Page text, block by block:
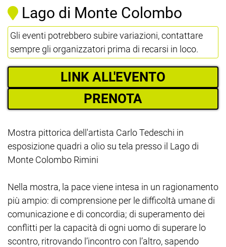
Lago di Monte Colombo
Gli eventi potrebbero subire variazioni, contattare
sempre gli organizzatori prima di recarsi in loco.
LINK ALL'EVENTO
PRENOTA
Mostra pittorica dell'artista Carlo Tedeschi in
esposizione quadri a olio su tela presso il Lago di
Monte Colombo Rimini
Nella mostra, la pace viene intesa in un ragionamento
più ampio: di comprensione per le difficoltà umane di
comunicazione e di concordia; di superamento dei
conflitti per la capacità di ogni uomo di superare lo
scontro, ritrovando l’incontro con l’altro, sapendo